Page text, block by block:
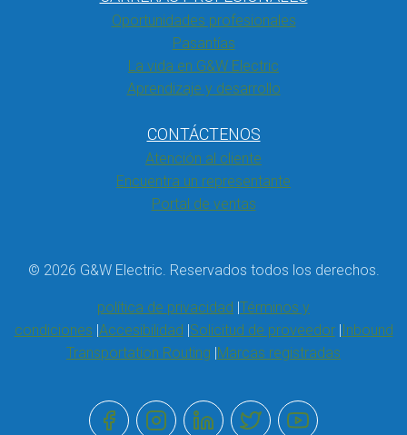
Oportunidades profesionales
Pasantías
La vida en G&W Electric
Aprendizaje y desarrollo
CONTÁCTENOS
Atención al cliente
Encuentra un representante
Portal de ventas
© 2026 G&W Electric. Reservados todos los derechos.
política de privacidad Términos y
condiciones Accesibilidad Solicitud de proveedor Inbound
Transportation Routing Marcas registradas